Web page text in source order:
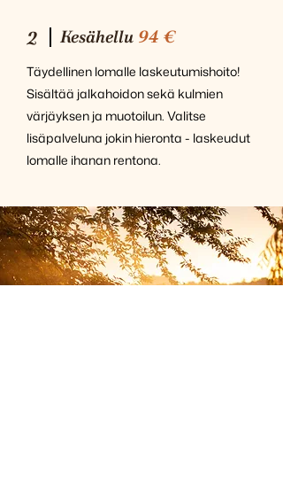
2 Kesähellu 94 €
Täydellinen lomalle laskeutumishoito!
Sisältää jalkahoidon sekä kulmien
värjäyksen ja muotoilun. Valitse
lisäpalveluna jokin hieronta - laskeudut
lomalle ihanan rentona.